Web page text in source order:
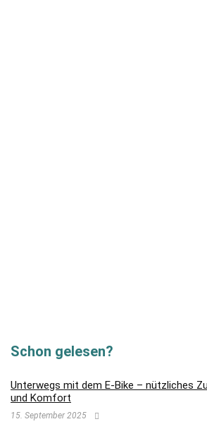
Schon gelesen?
Unterwegs mit dem E-Bike – nützliches
und Komfort
15. September 2025